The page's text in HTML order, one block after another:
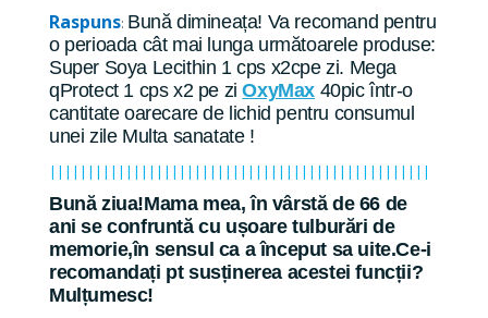
Raspuns: Bună dimineața! Va recomand pentru
o perioada cât mai lunga următoarele produse:
Super Soya Lecithin 1 cps x2cpe zi. Mega
qProtect 1 cps x2 pe ziOxyMax 40pic într-o
cantitate oarecare de lichid pentru consumul
unei zile Multa sanatate !
||||||||||||||||||||||||||||||||||||||||||||||||||
Bună ziua!Mama mea, în vârstă de 66 de
ani se confruntă cu ușoare tulburări de
memorie,în sensul ca a început sa uite.Ce-i
recomandați pt susținerea acestei funcții?
Mulțumesc!